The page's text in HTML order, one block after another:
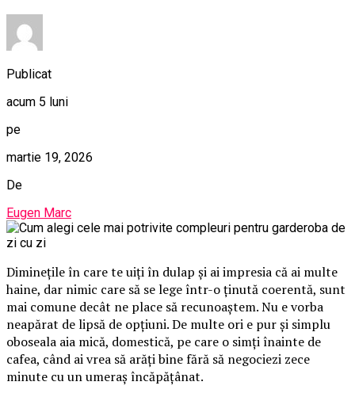
Publicat
acum 5 luni
pe
martie 19, 2026
De
Eugen Marc
Diminețile în care te uiți în dulap și ai impresia că ai multe
haine, dar nimic care să se lege într-o ținută coerentă, sunt
mai comune decât ne place să recunoaștem. Nu e vorba
neapărat de lipsă de opțiuni. De multe ori e pur și simplu
oboseala aia mică, domestică, pe care o simți înainte de
cafea, când ai vrea să arăți bine fără să negociezi zece
minute cu un umeraș încăpățânat.